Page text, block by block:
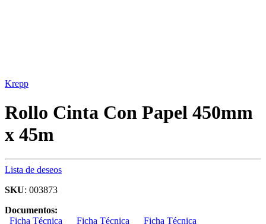
Krepp
Rollo Cinta Con Papel 450mm
x 45m
Lista de deseos
SKU: 003873
Documentos:
Ficha Técnica
Ficha Técnica Ficha Técnica